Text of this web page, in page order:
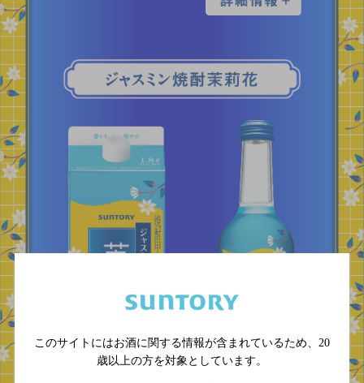
このサイトにはお酒に関する情報が含まれているため、 20
歳以上の方を対象としています。